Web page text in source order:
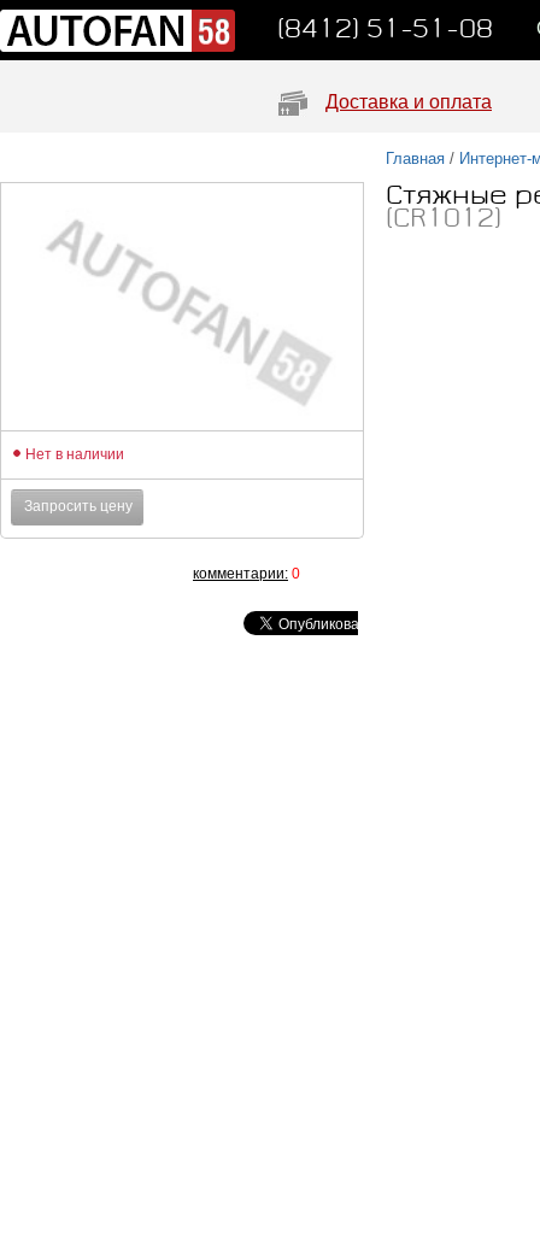
(8412) 51-51-08
Доставка и оплата
Главная / Интернет-
Стяжные
(CR1012)
Нет в наличии
Запросить цену
комментарии: 0